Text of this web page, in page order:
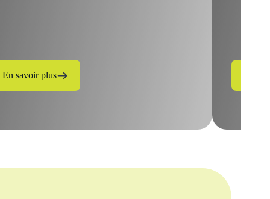
En savoir plus